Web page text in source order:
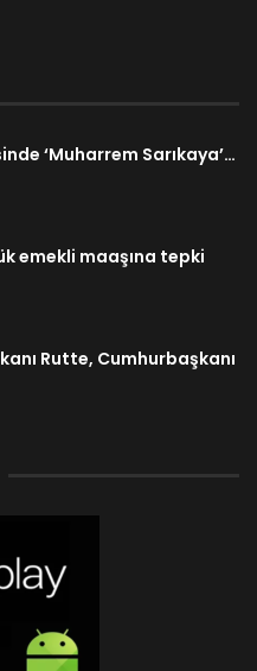
‘Muharrem Sarıkaya’…
emekli maaşına tepki
Rutte, Cumhurbaşkanı